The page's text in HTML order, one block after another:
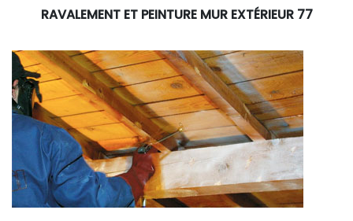
RAVALEMENT ET PEINTURE MUR EXTÉRIEUR 77